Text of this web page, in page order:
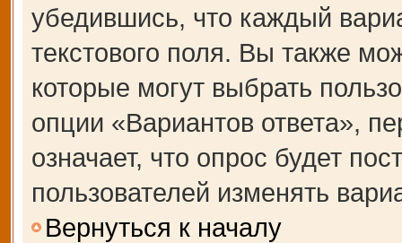
убедившись, что каждый
текстового поля. Вы также
которые могут выбрать
опции «Вариантов ответа»,
означает, что опрос будет
пользователей изменять
Вернуться к началу